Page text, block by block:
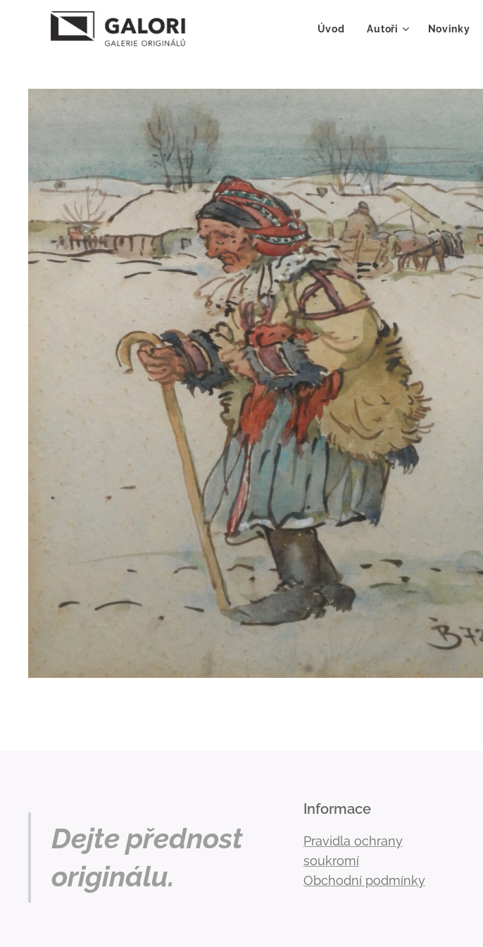
Úvod Autoři Novinky
Dejte přednost
originálu.
Informace
Pravidla ochrany
soukromí
Obchodní podmínky